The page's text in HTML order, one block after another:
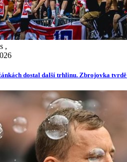
,
dostal další trhlinu. Zbrojovka